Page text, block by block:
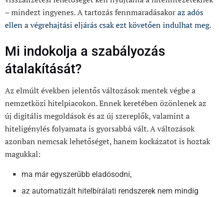
– mindezt ingyenes. A tartozás fennmaradásakoraz adós
ellen a végrehajtási eljárás csak ezt követően indulhat meg.
Mi indokolja a szabályozás
átalakítását?
Az elmúlt években jelentős változások mentek végbe a
nemzetközi hitelpiacokon. Ennek keretében özönlenek az
új digitális megoldások és az új szereplők, valamint a
hiteligénylés folyamata is gyorsabbá vált. A változások
azonban nemcsak lehetőséget, hanem kockázatot is hoztak
magukkal:
ma már egyszerűbb eladósodni,
az automatizált hitelbírálati rendszerek nem mindig